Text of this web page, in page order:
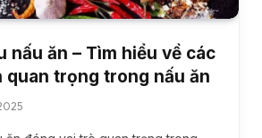
nấu ăn – Tìm hiểu về các
quan trọng trong nấu ăn